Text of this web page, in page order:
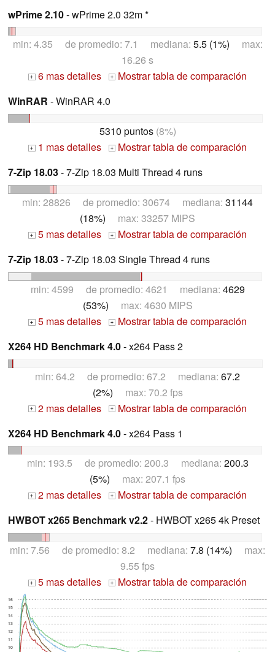
wPrime 2.10- wPrime 2.0 32m *
min: 4.35 de promedio: 7.1 mediana: 5.5 (1%) max:
16.26 s
+ 6 mas detalles +
Mostrar tabla de comparación
WinRAR - WinRAR 4.0
5310 puntos(8%)
+ 1 mas detalles +
Mostrar tabla de comparación
7-Zip 18.03- 7-Zip 18.03 Multi Thread 4 runs
min: 28826 de promedio: 30674 mediana: 31144
(18%) max: 33257 MIPS
+ 5 mas detalles +
Mostrar tabla de comparación
7-Zip 18.03- 7-Zip 18.03 Single Thread 4 runs
min: 4599 de promedio: 4621 mediana: 4629
(53%) max: 4630 MIPS
+ 5 mas detalles +
Mostrar tabla de comparación
X264 HD Benchmark 4.0- x264 Pass 2
min: 64.2 de promedio: 67.2 mediana: 67.2
(2%) max: 70.2 fps
+ 2 mas detalles +
Mostrar tabla de comparación
X264 HD Benchmark 4.0- x264 Pass 1
min: 193.5 de promedio: 200.3 mediana: 200.3
(5%) max: 207.1 fps
+ 2 mas detalles +
Mostrar tabla de comparación
HWBOT x265 Benchmark v2.2- HWBOT x265 4k Preset
min: 7.56 de promedio: 8.2 mediana: 7.8 (14%) max:
9.55 fps
+ 5 mas detalles + Mostrar tabla de comparación
10
11
12
13
14
15
16